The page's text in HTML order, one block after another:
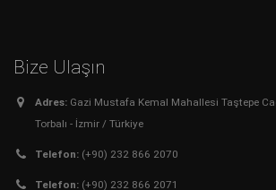
Bize Ulaşın
Adres: Gazi Mustafa Kemal Mahallesi Taştepe
Torbalı - İzmir / Türkiye
Telefon: (+90) 232 866 2070
Telefon: (+90) 232 866 2071